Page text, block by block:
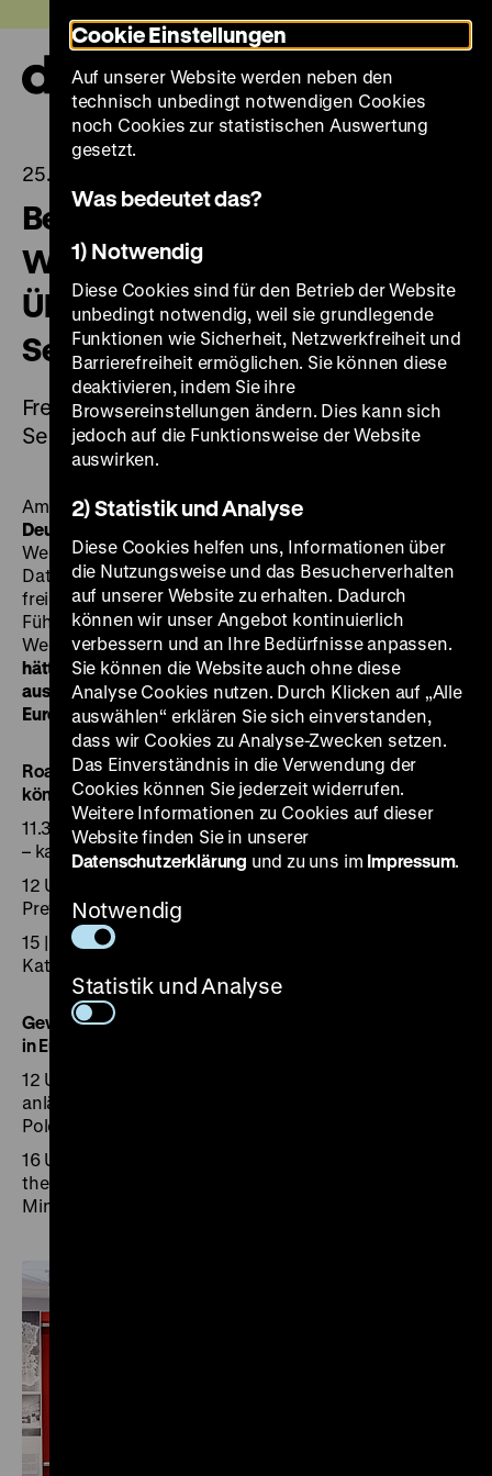
zum
Seiteninhalt
springen
25.08.2025
Beginn des Zweiten
Weltkriegs: Der deutsche
Überfall auf Polen am 1.
September 1939
Freier Eintritt und kostenfreie Führungen am 1.
September 2025
Am 1. September 2025 jährt sich der
Deutschlands auf Polen
Weltkrieg begann. Anlässlich dieses historischen
Datums lädt das Deutsche Historische Museum bei
freiem Eintritt zu einem kostenfreien
Führungsprogramm durch die aktuellen
Wechselausstellungen„Roads not Taken. Oder: Es
hätte auch anders kommen können“ und„Gewalt
ausstellen: Erste Ausstellungen zur NS-Besatzung in
Europa, 1945-1948“in den Pei-Bau ein.
Roads not Taken. Oder: Es hätte auch anders kommen
können
11.30 | 15.30 Uhr: Nazistowska wojna na wyniszczenie
– katastrofa, której można było uniknąć? (60 Min.)
12 Uhr: The National Socialist War of Extermination – A
Preventable Catastrophe? (60 Min.)
15 | 16 Uhr: NS-Vernichtungskrieg – eine vermeidbare
Katastrophe? (60 Min.)
Gewalt ausstellen: Erste Ausstellungen zur NS-Besatzung
in Europa, 1945-1948
12 Uhr | 14 Uhr: Besatzung und Widerstand – Führung
anlässlich des Überfalls der deutschen Wehrmacht auf
Polen (60 Min.)
16 Uhr: Occupation and resistance – Tour addressing
the invasion of Poland by the German Wehrmacht (60
Min.)
Cookie Einstellungen
Auf unserer Website werden neben den
technisch unbedingt notwendigen Cookies
noch Cookies zur statistischen Auswertung
gesetzt.
Was bedeutet das?
1) Notwendig
Diese Cookies sind für den Betrieb der Website
unbedingt notwendig, weil sie grundlegende
Funktionen wie Sicherheit, Netzwerkfreiheit und
Barrierefreiheit ermöglichen. Sie können diese
deaktivieren, indem Sie ihre
Browsereinstellungen ändern. Dies kann sich
jedoch auf die Funktionsweise der Website
auswirken.
2) Statistik und Analyse
Diese Cookies helfen uns, Informationen über
die Nutzungsweise und das Besucherverhalten
auf unserer Website zu erhalten. Dadurch
können wir unser Angebot kontinuierlich
verbessern und an Ihre Bedürfnisse anpassen.
Sie können die Website auch ohne diese
Analyse Cookies nutzen. Durch Klicken auf „Alle
auswählen“ erklären Sie sich einverstanden,
dass wir Cookies zu Analyse-Zwecken setzen.
Das Einverständnis in die Verwendung der
Cookies können Sie jederzeit widerrufen.
Weitere Informationen zu Cookies auf dieser
Website finden Sie in unserer
Datenschutzerklärung und zu uns im Impressum.
Notwendig
Statistik und Analyse